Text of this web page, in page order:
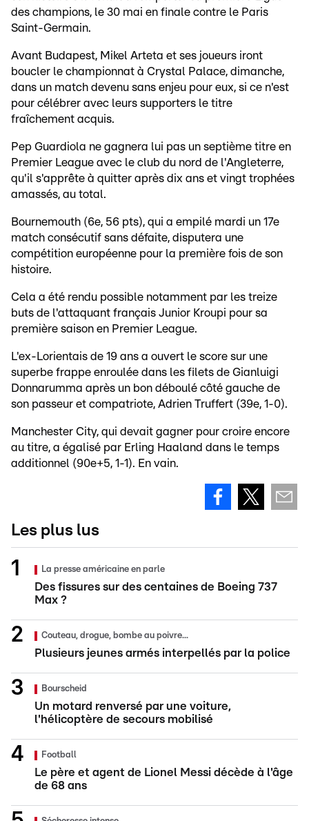
des champions, le 30 mai en finale contre le Paris
Saint-Germain.
Avant Budapest, Mikel Arteta et ses joueurs iront
boucler le championnat à Crystal Palace, dimanche,
dans un match devenu sans enjeu pour eux, si ce n'est
pour célébrer avec leurs supporters le titre
fraîchement acquis.
Pep Guardiola ne gagnera lui pas un septième titre en
Premier League avec le club du nord de l'Angleterre,
qu'il s'apprête à quitter après dix ans et vingt trophées
amassés, au total.
Bournemouth (6e, 56 pts), qui a empilé mardi un 17e
match consécutif sans défaite, disputera une
compétition européenne pour la première fois de son
histoire.
Cela a été rendu possible notamment par les treize
buts de l'attaquant français Junior Kroupi pour sa
première saison en Premier League.
L'ex-Lorientais de 19 ans a ouvert le score sur une
superbe frappe enroulée dans les filets de Gianluigi
Donnarumma après un bon déboulé côté gauche de
son passeur et compatriote, Adrien Truffert (39e, 1-0).
Manchester City, qui devait gagner pour croire encore
au titre, a égalisé par Erling Haaland dans le temps
additionnel (90e+5, 1-1). En vain.
Les plus lus
La presse américaine en parle
Des fissures sur des centaines de Boeing 737
Max ?
Couteau, drogue, bombe au poivre...
Plusieurs jeunes armés interpellés par la police
Bourscheid
Un motard renversé par une voiture,
l'hélicoptère de secours mobilisé
Football
Le père et agent de Lionel Messi décède à l'âge
de 68 ans